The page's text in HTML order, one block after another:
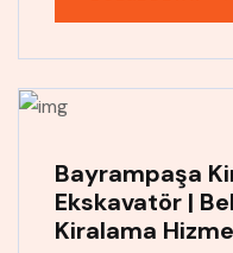
Bayrampaşa
Ekskavatör |
Kiralama